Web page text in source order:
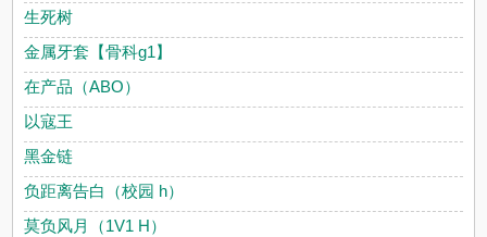
生死树
金属牙套【骨科g1】
在产品（ABO）
以寇王
黑金链
负距离告白（校园 h）
莫负风月（1V1 H）